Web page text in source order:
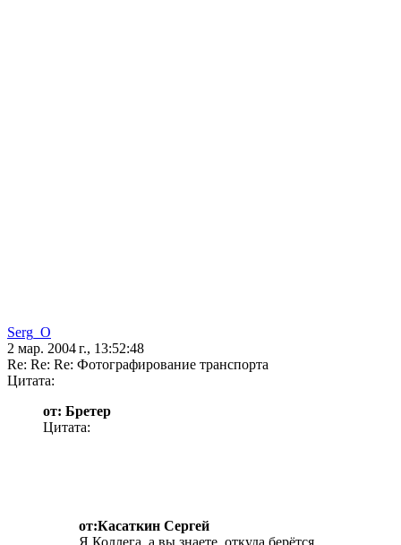
Serg_O
2 мар. 2004 г., 13:52:48
Re: Re: Re: Фотографирование транспорта
Цитата:
от: Бретер
Цитата:
от:Касаткин Сергей